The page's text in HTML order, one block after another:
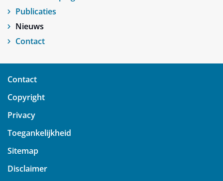
Publicaties
Nieuws
Contact
Contact
Copyright
Privacy
Toegankelijkheid
Sitemap
Disclaimer